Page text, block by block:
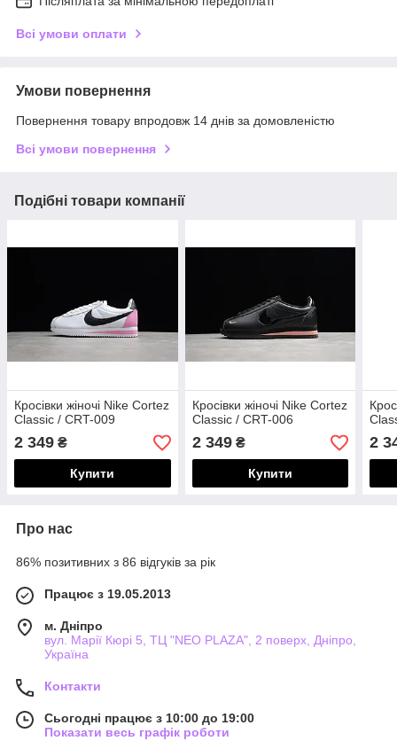
Всі умови оплати
Умови повернення
Повернення товару впродовж 14 днів за домовленістю
Всі умови повернення
Подібні товари компанії
Кросівки жіночі Nike Cortez
Classic / CRT-009
2 349 ₴
Купити
Кросівки жіночі Nike Cortez
Classic / CRT-006
2 349₴
Купити
2
Про нас
86% позитивних з 86 відгуків за рік
Працює з 19.05.2013
м. Дніпро
вул. Марії Кюрі 5, ТЦ "NEO PLAZA", 2 поверх, Дніпро,
Україна
Контакти
Сьогодні працює з 10:00 до 19:00
Показати весь графік роботи